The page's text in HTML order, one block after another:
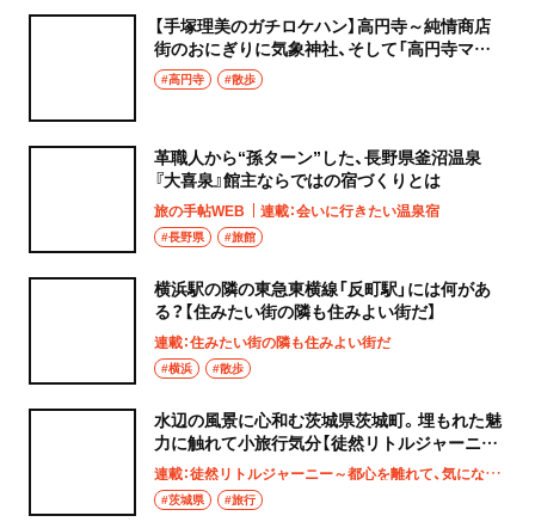
【手塚理美のガチロケハン】高円寺～純情商店
街のおにぎりに気象神社、そして「高円寺マシ
タ」へ！
#高円寺 #散歩
革職人から“孫ターン”した、長野県釜沼温泉
『大喜泉』館主ならではの宿づくりとは
旅の手帖WEB 連載：会いに行きたい温泉宿
#長野県 #旅館
横浜駅の隣の東急東横線「反町駅」には何があ
る？【住みたい街の隣も住みよい街だ】
連載：住みたい街の隣も住みよい街だ
#横浜 #散歩
水辺の風景に心和む茨城県茨城町。埋もれた魅
力に触れて小旅行気分【徒然リトルジャーニ
ー】
連載：徒然リトルジャーニー～都心を離れて、気になる土地へ
#茨城県 #旅行